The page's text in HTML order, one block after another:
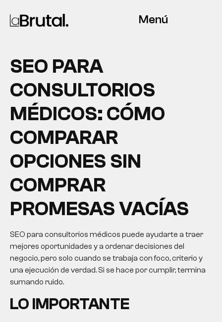
Menú
SEO PARA
CONSULTORIOS
MÉDICOS: CÓMO
COMPARAR
OPCIONES SIN
COMPRAR
PROMESAS VACÍAS
SEO para consultorios médicos puede ayudarte a traer
mejores oportunidades y a ordenar decisiones del
negocio, pero solo cuando se trabaja con foco, criterio y
una ejecución de verdad. Si se hace por cumplir, termina
sumando ruido.
LO IMPORTANTE